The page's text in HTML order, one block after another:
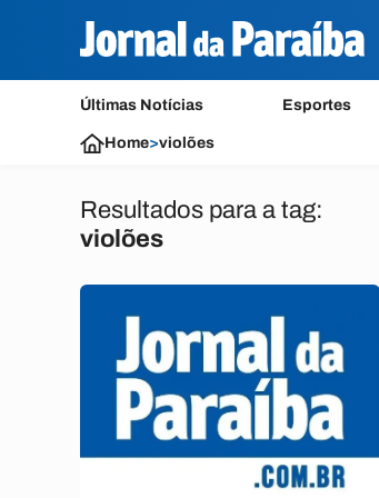
Últimas Notícias Esportes
Home>violões
Resultados para a tag:
violões